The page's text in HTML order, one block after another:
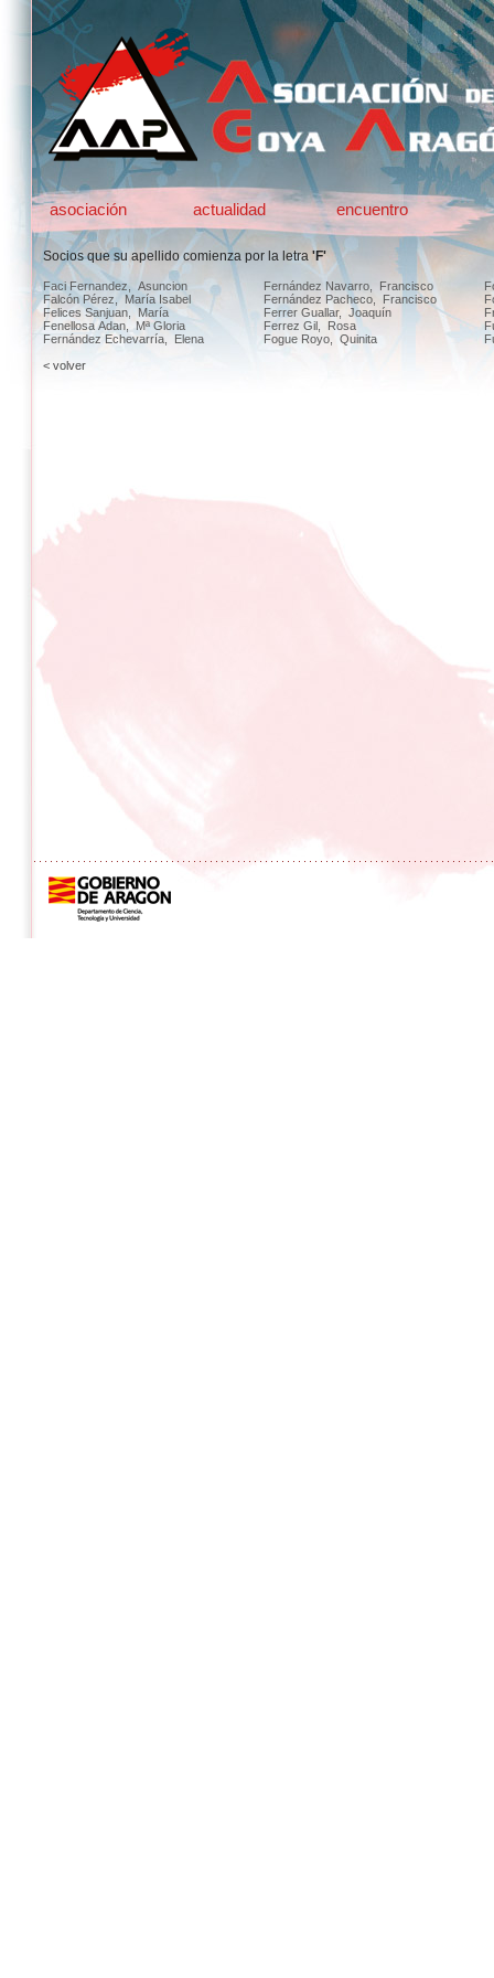
asociación actualidad encuentro
Socios que su apellido comienza por la letra 'F'
Faci Fernandez, Asuncion
Falcón Pérez, María Isabel
Felices Sanjuan, María
Fenellosa Adan, Mª Gloria
Fernández Echevarría, Elena
< volver
Fernández Navarro, Francisco
Fernández Pacheco, Francisco
Ferrer Guallar, Joaquín
Ferrez Gil, Rosa
Fogue Royo, Quinita